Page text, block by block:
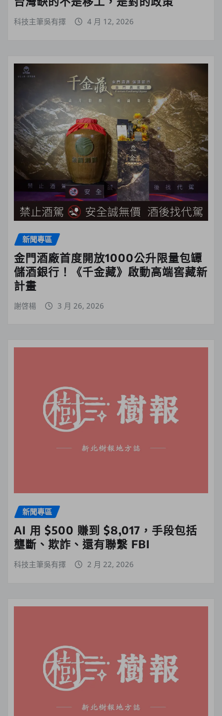
科技主筆吳有擇 4 月 12, 2026
新聞專區
金門酒廠首度開放1000公升限量包罈
儲酒銀行！《千金藏》啟動高端窖藏新
計畫
謝啓楊 3 月 26, 2026
新聞專區
AI 用 $500 賺到 $8,017，手段包括
壟斷、欺詐、還有聯繫 FBI
科技主筆吳有擇 2 月 22, 2026